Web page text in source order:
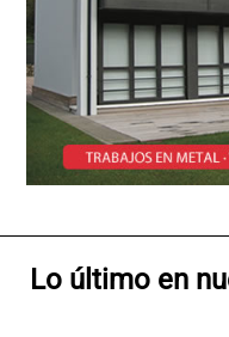
Lo último en